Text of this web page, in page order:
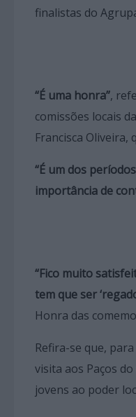
finalistas do
“É uma honra”,
comissões locais
Francisca
“É um dos
importância de
“Fico muito
tem que ser
Honra das
Refira-se que,
visita aos Paços
jovens ao poder